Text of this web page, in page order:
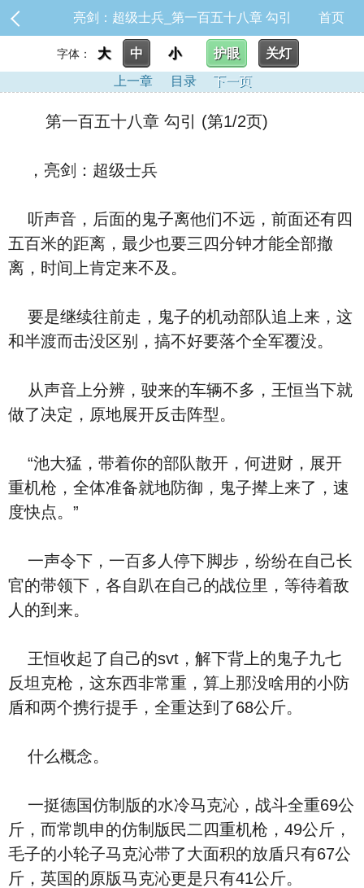
亮剑：超级士兵_第一百五十八章 勾引 首页
字体： 大 中 小 护眼
关灯
上一章
目录 下一页
第一百五十八章 勾引 (第1/2页)
，亮剑：超级士兵
听声音，后面的鬼子离他们不远，前面还有四
五百米的距离，最少也要三四分钟才能全部撤
离，时间上肯定来不及。
要是继续往前走，鬼子的机动部队追上来，这
和半渡而击没区别，搞不好要落个全军覆没。
从声音上分辨，驶来的车辆不多，王恒当下就
做了决定，原地展开反击阵型。
“池大猛，带着你的部队散开，何进财，展开
重机枪，全体准备就地防御，鬼子撵上来了，速
度快点。”
一声令下，一百多人停下脚步，纷纷在自己长
官的带领下，各自趴在自己的战位里，等待着敌
人的到来。
王恒收起了自己的svt，解下背上的鬼子九七
反坦克枪，这东西非常重，算上那没啥用的小防
盾和两个携行提手，全重达到了68公斤。
什么概念。
一挺德国仿制版的水冷马克沁，战斗全重69公
斤，而常凯申的仿制版民二四重机枪，49公斤，
毛子的小轮子马克沁带了大面积的放盾只有67公
斤，英国的原版马克沁更是只有41公斤。